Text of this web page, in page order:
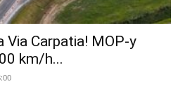
Via Carpatia! MOP-y
km/h...